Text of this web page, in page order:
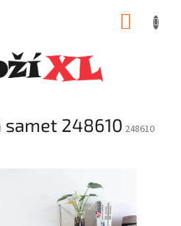
samet 248610 248610